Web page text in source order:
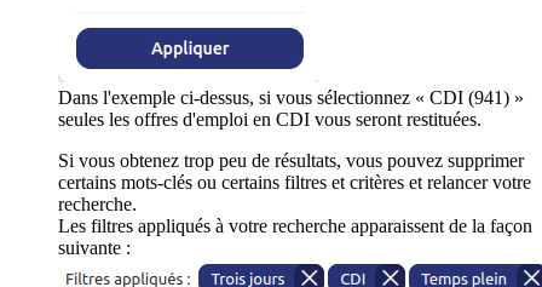
Dans l'exemple ci-dessus, si vous sélectionnez « CDI (941) »
seules les offres d'emploi en CDI vous seront restituées.
Si vous obtenez trop peu de résultats, vous pouvez supprimer
certains mots-clés ou certains filtres et critères et relancer votre
recherche.
Les filtres appliqués à votre recherche apparaissent de la façon
suivante :